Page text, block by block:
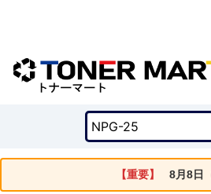
【重要】 8月8日